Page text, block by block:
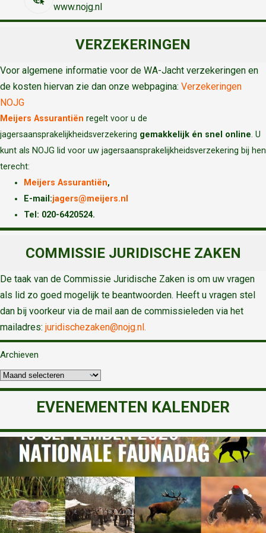
www.nojg.nl
VERZEKERINGEN
Voor algemene informatie voor de WA-Jacht verzekeringen en
de kosten hiervan zie dan onze webpagina: Verzekeringen
NOJG
Meijers Assurantiën regelt voor u de
jagersaansprakelijkheidsverzekering gemakkelijk én snel online. U
kunt als NOJG lid voor uw jagersaansprakelijkheidsverzekering bij hen
terecht:
Meijers Assurantiën,
E-mail:jagers@meijers.nl
Tel: 020-6420524.
COMMISSIE JURIDISCHE ZAKEN
De taak van de Commissie Juridische Zaken is om uw vragen
als lid zo goed mogelijk te beantwoorden. Heeft u vragen stel
dan bij voorkeur via de mail aan de commissieleden via het
mailadres: juridischezaken@nojg.nl.
Archieven
EVENEMENTEN KALENDER